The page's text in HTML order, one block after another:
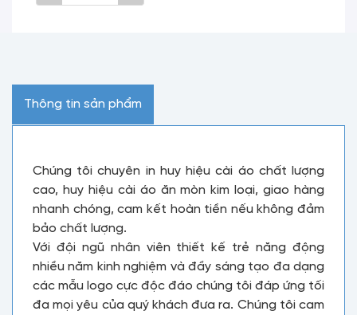
Thông tin sản phẩm
Chúng tôi chuyên in huy hiệu cài áo chất lượng
cao, huy hiệu cài áo ăn mòn kim loại, giao hàng
nhanh chóng, cam kết hoàn tiền nếu không đảm
bảo chất lượng.
Với đội ngũ nhân viên thiết kế trẻ năng động
nhiều năm kinh nghiệm và đầy sáng tạo đa dạng
các mẫu logo cực độc đáo chúng tôi đáp ứng tối
đa mọi yêu của quý khách đưa ra. Chúng tôi cam